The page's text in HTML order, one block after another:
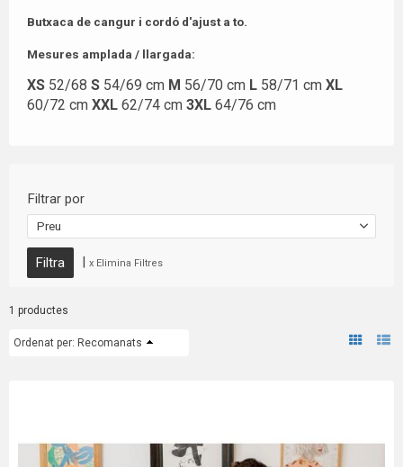
Butxaca de cangur i cordó d'ajust a to.
Mesures amplada / llargada:
XS 52/68 S 54/69 cm M 56/70 cm L 58/71 cm XL
60/72 cm XXL 62/74 cm 3XL 64/76 cm
Filtrar por
Preu
| x Elimina Filtres
1 productes
Ordenat per: Recomanats